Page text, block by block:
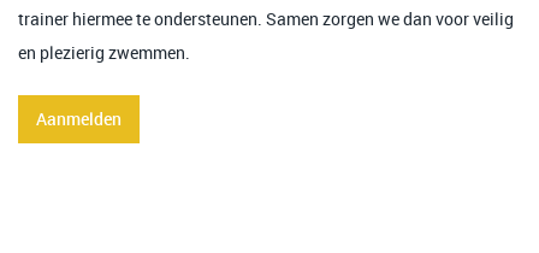
trainer hiermee te ondersteunen. Samen zorgen we dan voor veilig
en plezierig zwemmen.
Aanmelden